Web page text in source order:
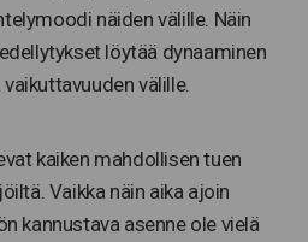
näiden välille. Näin
löytää dynaaminen
välille.
kaiken mahdollisen tuen
Vaikka näin aika ajoin
kannustava asenne ole vielä